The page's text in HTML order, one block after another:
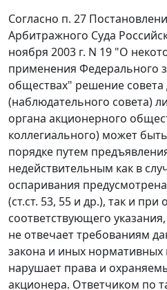
Согласно п. 27
Арбитражного Суда
ноября 2003 г. N 19 "О
применения Федерального
обществах" решение совета
(наблюдательного совета)
органа акционерного
коллегиального) может
порядке путем
недействительным как в
оспаривания
(ст.ст. 53, 55 и др.), так и при
соответствующего
не отвечает требованиям
закона и иных нормативных
нарушает права и
акционера. Ответчиком по